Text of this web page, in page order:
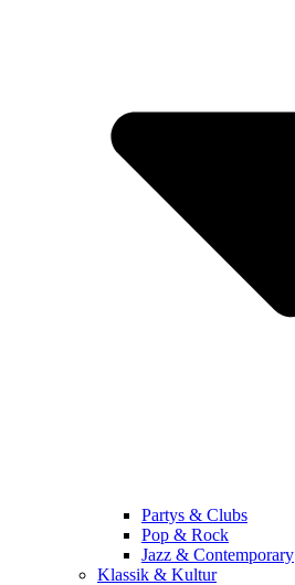
Partys & Clubs
Pop & Rock
Jazz & Contemporary
Klassik & Kultur